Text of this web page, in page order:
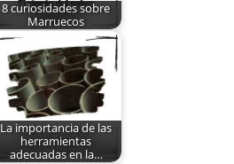
8 curiosidades sobre
Marruecos
La importancia de las
herramientas
adecuadas en la…